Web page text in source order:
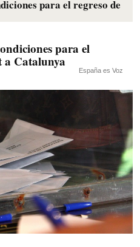
para el
a Catalunya
España es Voz